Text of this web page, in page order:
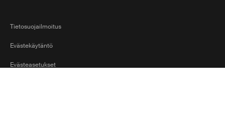
Tietosuojailmoitus
Evästekäytäntö
Evästeasetukset